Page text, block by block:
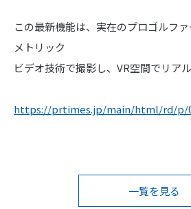
この最新機能は、実在のプロゴルフ
メトリック
ビデオ技術で撮影し、VR空間でリア
https://prtimes.jp/main/html/rd/p/
一覧を見る